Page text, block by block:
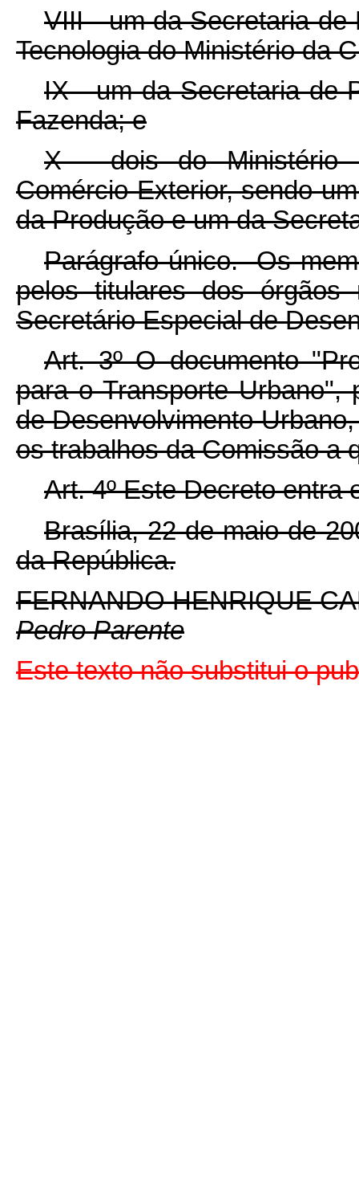
VIII - um da Secretaria
Tecnologia do Ministério da
IX - um da Secretaria de
Fazenda; e
X - dois do Ministério
Comércio Exterior, sendo
da Produção e um da
Parágrafo único. Os
pelos titulares dos órgãos
Secretário Especial de
Art. 3º O documento
para o Transporte Urbano",
de Desenvolvimento
os trabalhos da Comissão a
Art. 4º Este Decreto entra
Brasília, 22 de maio de
da República.
FERNANDO HENRIQUE
Pedro Parente
Este texto não substitui o